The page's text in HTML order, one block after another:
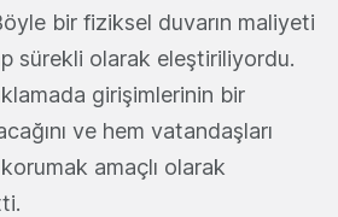
bir fiziksel duvarın maliyeti
sürekli olarak eleştiriliyordu.
girişimlerinin bir
ve hem vatandaşları
amaçlı olarak